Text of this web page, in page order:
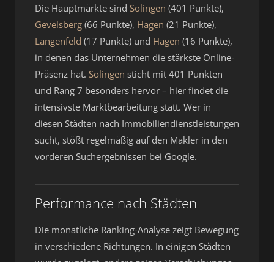
Die Hauptmärkte sind Solingen (401 Punkte),
Gevelsberg (66 Punkte), Hagen (21 Punkte),
Langenfeld (17 Punkte) und Hagen (16 Punkte),
in denen das Unternehmen die stärkste Online-
Präsenz hat. Solingen sticht mit 401 Punkten
und Rang 7 besonders hervor – hier findet die
intensivste Marktbearbeitung statt. Wer in
diesen Städten nach Immobiliendienstleistungen
sucht, stößt regelmäßig auf den Makler in den
vorderen Suchergebnissen bei Google.
Performance nach Städten
Die monatliche Ranking-Analyse zeigt Bewegung
in verschiedene Richtungen. In einigen Städten